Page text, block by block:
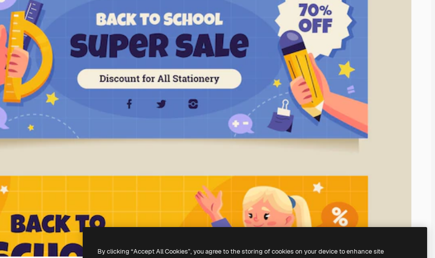
By clicking “Accept All Cookies”, you agree to the storing of cookies on your device to enhance site